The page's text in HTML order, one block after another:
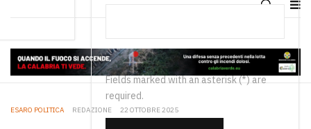
Fields marked with an asterisk (*) are
required.
ESARO POLITICA REDAZIONE 22 OTTOBRE 2025